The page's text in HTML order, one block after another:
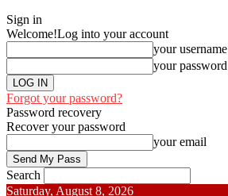
Sign in
Welcome!Log into your account
your username
your password
Forgot your password?
Password recovery
Recover your password
your email
Search
Saturday, August 8, 2026